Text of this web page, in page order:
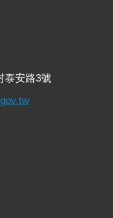
泰安路3號